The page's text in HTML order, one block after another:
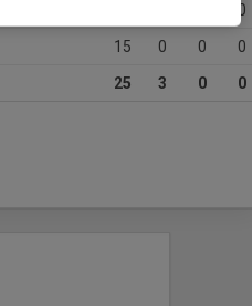
0
15 0 0 0
25 3 0 0